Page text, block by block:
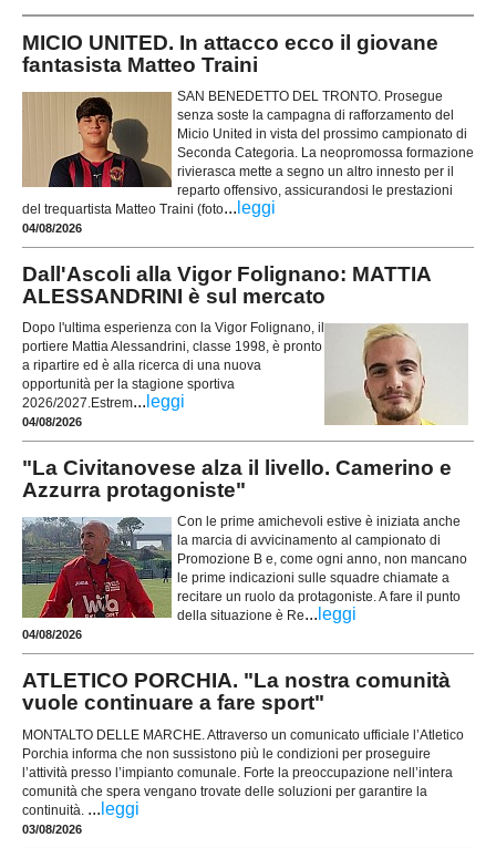
MICIO UNITED. In attacco ecco il giovane
fantasista Matteo Traini
SAN BENEDETTO DEL TRONTO. Prosegue
senza soste la campagna di rafforzamento del
Micio United in vista del prossimo campionato di
Seconda Categoria. La neopromossa formazione
rivierasca mette a segno un altro innesto per il
reparto offensivo, assicurandosi le prestazioni
del trequartista Matteo Traini (foto... leggi
04/08/2026
Dall'Ascoli alla Vigor Folignano: MATTIA
ALESSANDRINI è sul mercato
Dopo l'ultima esperienza con la Vigor Folignano, il
portiere Mattia Alessandrini, classe 1998, è pronto
a ripartire ed è alla ricerca di una nuova
opportunità per la stagione sportiva
2026/2027.Estrem... leggi
04/08/2026
"La Civitanovese alza il livello. Camerino e
Azzurra protagoniste"
Con le prime amichevoli estive è iniziata anche
la marcia di avvicinamento al campionato di
Promozione B e, come ogni anno, non mancano
le prime indicazioni sulle squadre chiamate a
recitare un ruolo da protagoniste. A fare il punto
della situazione è Re... leggi
04/08/2026
ATLETICO PORCHIA. "La nostra comunità
vuole continuare a fare sport"
MONTALTO DELLE MARCHE. Attraverso un comunicato ufficiale l’Atletico
Porchia informa che non sussistono più le condizioni per proseguire
l’attività presso l’impianto comunale. Forte la preoccupazione nell’intera
comunità che spera vengano trovate delle soluzioni per garantire la
continuità. ... leggi
03/08/2026